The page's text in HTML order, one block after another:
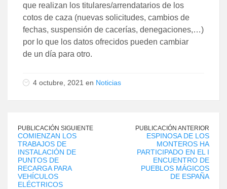
que realizan los titulares/arrendatarios de los
cotos de caza (nuevas solicitudes, cambios de
fechas, suspensión de cacerías, denegaciones,…)
por lo que los datos ofrecidos pueden cambiar
de un día para otro.
4 octubre, 2021 en Noticias
PUBLICACIÓN SIGUIENTE
COMIENZAN LOS
TRABAJOS DE
INSTALACIÓN DE
PUNTOS DE
RECARGA PARA
VEHÍCULOS
ELÉCTRICOS
PUBLICACIÓN ANTERIOR
ESPINOSA DE LOS
MONTEROS HA
PARTICIPADO EN EL I
ENCUENTRO DE
PUEBLOS MÁGICOS
DE ESPAÑA